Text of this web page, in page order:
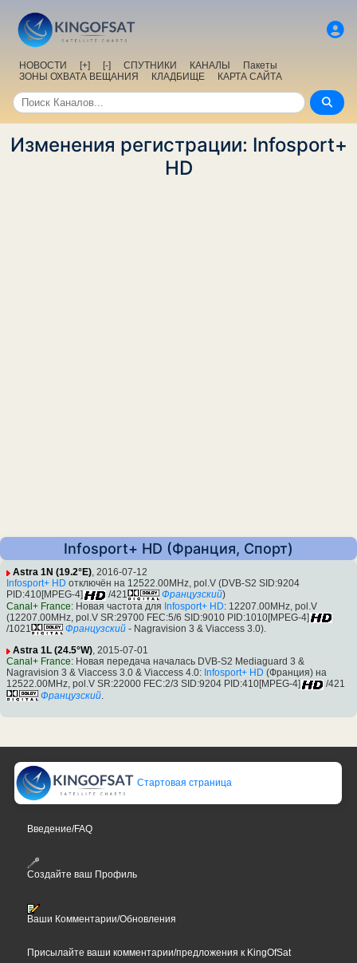
НОВОСТИ [+] [-] СПУТНИКИ КАНАЛЫ
Пакеты
ЗОНЫ ОХВАТА ВЕЩАНИЯ
КЛАДБИЩЕ КАРТА САЙТА
Изменения регистрации: Infosport+
HD
Infosport+ HD (Франция, Спорт)
Astra 1N (19.2°E), 2016-07-12
Infosport+ HD отключён на 12522.00MHz, pol.V (DVB-S2 SID:9204
PID:410[MPEG-4]
/421 Французский)
Canal+ France: Новая частота для Infosport+ HD: 12207.00MHz, pol.V
(12207.00MHz, pol.V SR:29700 FEC:5/6 SID:9010 PID:1010[MPEG-4]
/1021
Французский - Nagravision 3 & Viaccess 3.0).
Astra 1L (24.5°W), 2015-07-01
Canal+ France: Новая передача началась DVB-S2 Mediaguard 3 &
Nagravision 3 & Viaccess 3.0 & Viaccess 4.0: Infosport+ HD (Франция) на
12522.00MHz, pol.V SR:22000 FEC:2/3 SID:9204 PID:410[MPEG-4]
/421
Французский
Стартовая страница
Введение/FAQ
Создайте ваш Профиль
Ваши Комментарии/Обновления
Присылайте ваши комментарии/предложения к KingOfSat